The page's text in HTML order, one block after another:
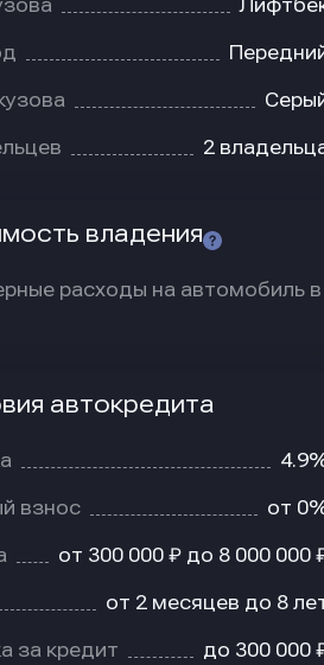
2
владения
расходы на автомобиль в
автокредита
взнос от
от 300 000 ₽ до 8 000 000
от 2 месяцев до 8
за кредит до 300 000